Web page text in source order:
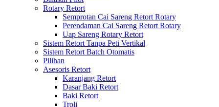
Rotary Retort
Semprotan Cai Sareng Retort Rotary
Perendaman Cai Sareng Retort Rotary
Uap Sareng Rotary Retort
Sistem Retort Tanpa Peti Vertikal
Sistem Retort Batch Otomatis
Pilihan
Asesoris Retort
Karanjang Retort
Dasar Baki Retort
Baki Retort
Troli